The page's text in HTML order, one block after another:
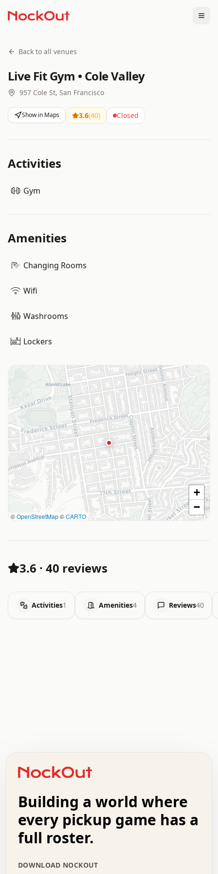
Back to all venues
Live Fit Gym • Cole Valley
957 Cole St, San Francisco
Show in Maps 3.6(40) Closed
Activities
Gym
Amenities
Changing Rooms
Wifi
Washrooms
Lockers
©OpenStreetMap©CARTO
+
−
3.6 · 40 reviews
Activities1 Amenities4 Reviews40
+   .   .   .   .   .   .   .   .   .   +   .   .
.   .   .   .   .   .   .   .   .   .   .   :   .
.   .   .   .   +   .   .   .   .   .   .   .   +
.   :   .   .   .   .   .   .   .   .   o   .   .
.   .   x   .   .   .   .   .   .   :   .   .   o
.   .   .   .   :   .   .   .   .   o   .   .   .
.   .   .   .   .   .   .   :   .   .   .   .   .
Building a world where
every pickup game has a
full roster.
DOWNLOAD NOCKOUT